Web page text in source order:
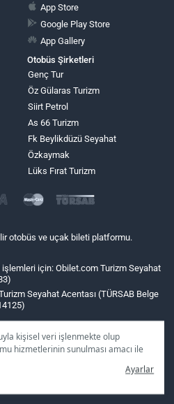
kişisel veri işlenmekte olup
hizmetlerinin sunulması amacı ile
size özel
kampanyaları
seçeneğine
sunamayacağız.
Ayarlar
App Store
Google Play Store
App Gallery
Otobüs Şirketleri
Genç Tur
Öz Gülaras Turizm
Siirt Petrol
As 66 Turizm
Fk Beylikdüzü Seyahat
Özkaymak
Lüks Fırat Turizm
otobüs ve uçak bileti platformu.
için: Obilet.com Turizm Seyahat
Seyahat Acentası (TÜRSAB Belge